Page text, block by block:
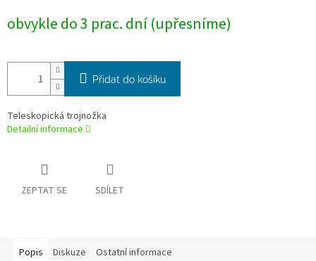
cena:
obvykle do 3 prac. dní (upřesníme)
Přidat do košíku
Teleskopická trojnožka
Detailní informace
ZEPTAT SE SDÍLET
Popis Diskuze Ostatní informace